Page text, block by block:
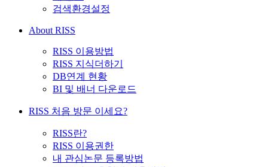
검색환경설정
About RISS
RISS 이용방법
RISS 지식더하기
DB연계 현황
BI 및 배너 다운로드
RISS 처음 방문 이세요?
RISS란?
RISS 이용권한
내 관심논문 등록방법